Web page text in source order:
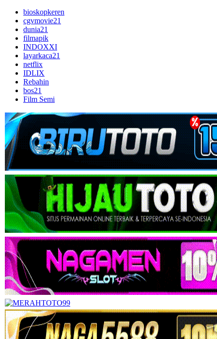
bioskopkeren
cgvmovie21
dunia21
filmapik
INDOXXI
layarkaca21
netflix
IDLIX
Rebahin
bos21
Film Semi